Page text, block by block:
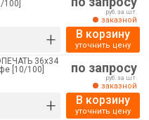
+
руб. за шт.
заказной
В корзину
уточнить цену
36х34
[10/100]
+
по запросу
руб. за шт.
заказной
В корзину
уточнить цену